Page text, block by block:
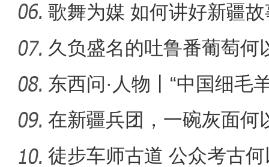
歌舞为媒 如何讲好新疆
久负盛名的吐鲁番葡萄何
东西问·人物丨“中国细毛
脚
在新疆兵团，一碗灰面何
徒步车师古道 公众考古何